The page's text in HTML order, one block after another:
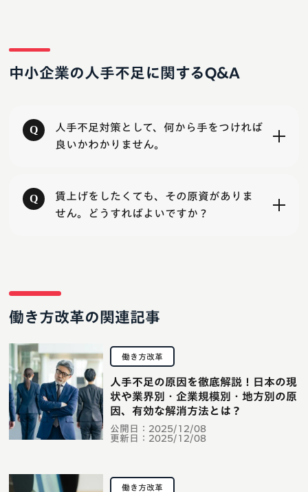
中小企業の人手不足に関するQ&A
人手不足対策として、何から手をつければ
良いかわかりません。
賃上げをしたくても、その原資がありま
せん。どうすればよいですか？
働き方改革の関連記事
働き方改革
公開日： 2025/12/08
更新日： 2025/12/08
人手不足の原因を徹底解説！日本の現
状や業界別・企業規模別・地方別の原
因、有効な解消方法とは？
働き方改革